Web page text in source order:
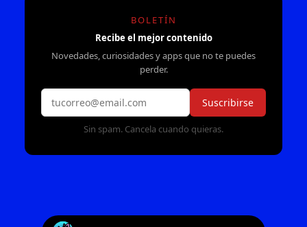
BOLETÍN
Recibe el mejor contenido
Novedades, curiosidades y apps que no te puedes
perder.
Suscribirse
Sin spam. Cancela cuando quieras.